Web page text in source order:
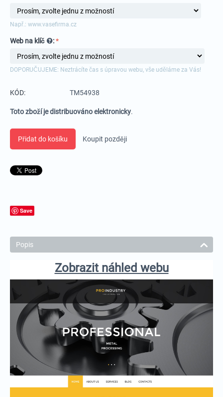
Např.: www.vasefirma.cz
Web na klíč :
DOPORUČUJEME: Neztrácíte čas s úpravou webu, vše uděláme za Vás!
KÓD: TM54938
Toto zboží je distribuováno elektronicky.
Přidat do košíku Koupit později
Save
Popis
Zobrazit náhled webu